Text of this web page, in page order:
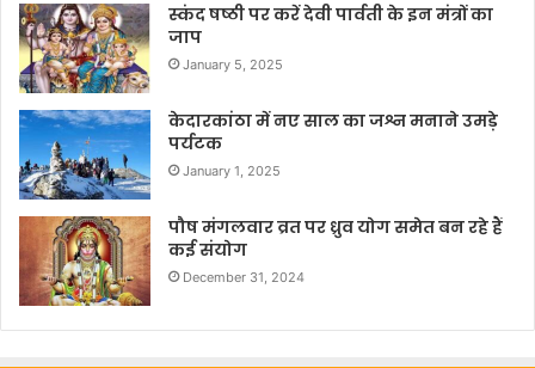
स्कंद षष्ठी पर करें देवी पार्वती के इन मंत्रों का
जाप
January 5, 2025
केदारकांठा में नए साल का जश्न मनाने उमड़े
पर्यटक
January 1, 2025
पौष मंगलवार व्रत पर ध्रुव योग समेत बन रहे हैं
कई संयोग
December 31, 2024